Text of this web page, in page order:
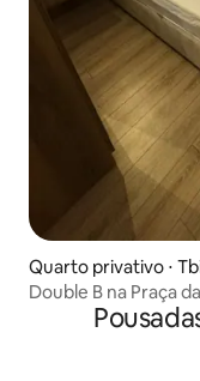
Quarto privativo ⋅
Double B na Praça